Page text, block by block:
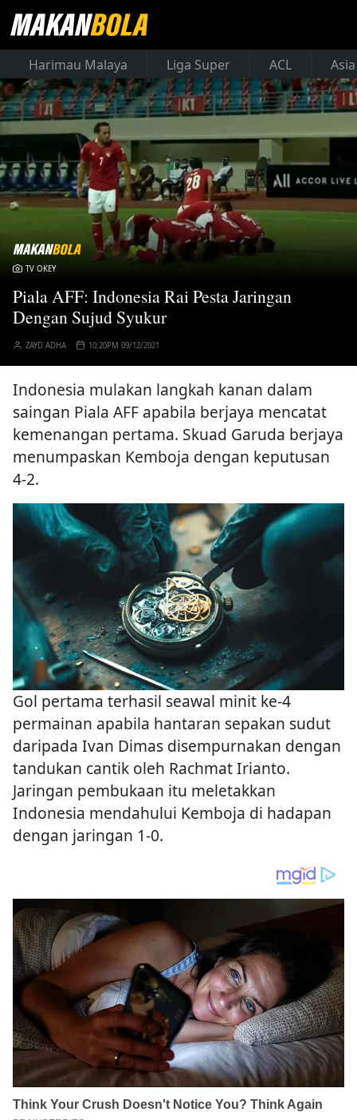
Harimau Malaya Liga Super ACL
TV OKEY
Piala AFF: Indonesia Rai Pesta Jaringan
Dengan Sujud Syukur
ZAYD ADHA 10:20PM 09/12/2021
Indonesia mulakan langkah kanan dalam
saingan Piala AFF apabila berjaya mencatat
kemenangan pertama. Skuad Garuda berjaya
menumpaskan Kemboja dengan keputusan
4-2.
Gol pertama terhasil seawal minit ke-4
permainan apabila hantaran sepakan sudut
daripada Ivan Dimas disempurnakan dengan
tandukan cantik oleh Rachmat Irianto.
Jaringan pembukaan itu meletakkan
Indonesia mendahului Kemboja di hadapan
dengan jaringan 1-0.